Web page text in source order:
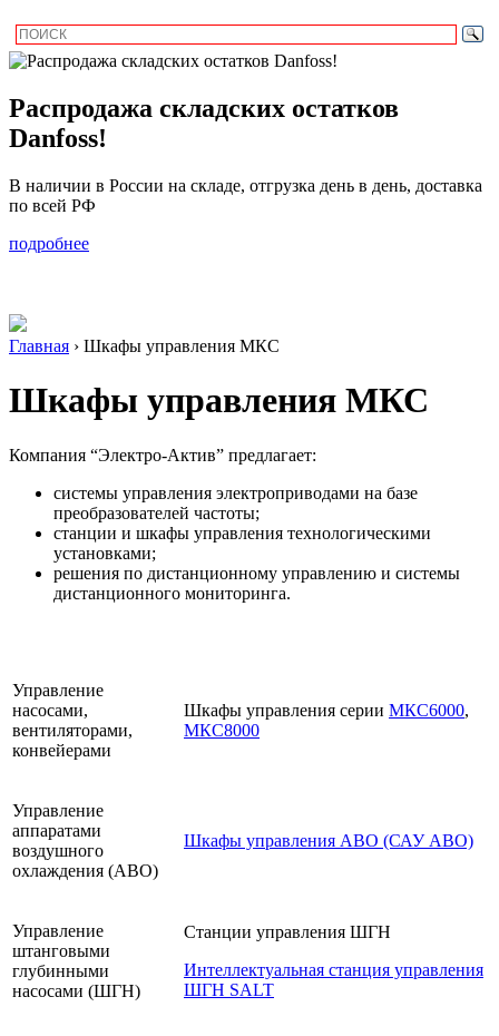
Распродажа складских остатков
Danfoss!
В наличии в России на складе, отгрузка день в день, доставка
по всей РФ
подробнее
Главная › Шкафы управления МКС
Шкафы управления МКС
Компания “Электро-Актив” предлагает:
системы управления электроприводами на базе
преобразователей частоты;
станции и шкафы управления технологическими
установками;
решения по дистанционному управлению и системы
дистанционного мониторинга.
Управление
насосами,
вентиляторами,
конвейерами
Шкафы управления серии МКС6000,
МКС8000
Управление
аппаратами
воздушного
охлаждения (АВО)
Шкафы управления АВО (САУ АВО)
Управление
штанговыми
глубинными
насосами (ШГН)
Станции управления ШГН
Интеллектуальная станция управления
ШГН SALT